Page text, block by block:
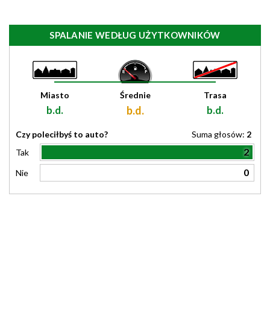
SPALANIE WEDŁUG UŻYTKOWNIKÓW
Miasto
b.d.
Średnie
b.d.
Trasa
b.d.
Czy poleciłbyś to auto? Suma głosów: 2
Tak
2
Nie 0